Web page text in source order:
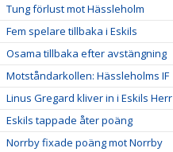
Tung förlust mot Hässleholm
Fem spelare tillbaka i Eskils
Osama tillbaka efter avstängning
Motståndarkollen: Hässleholms IF
Linus Gregard kliver in i Eskils Herr
Eskils tappade åter poäng
Norrby fixade poäng mot Norrby